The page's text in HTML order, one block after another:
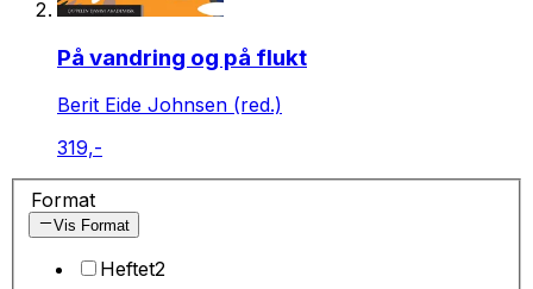
På vandring og på flukt
Berit Eide Johnsen (red.)
319,-
Format
Vis Format
Heftet2